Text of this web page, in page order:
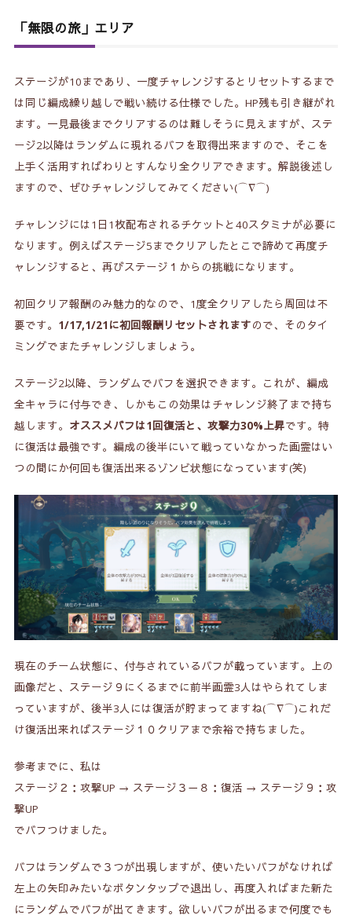
「無限の旅」エリア
ステージが10まであり、一度チャレンジするとリセットするまで
は同じ編成繰り越しで戦い続ける仕様でした。HP残も引き継がれ
ます。一見最後までクリアするのは難しそうに見えますが、ステ
ージ2以降はランダムに現れるバフを取得出来ますので、そこを
上手く活用すればわりとすんなり全クリアできます。解説後述し
ますので、ぜひチャレンジしてみてください(⌒∇⌒)
チャレンジには1日1枚配布されるチケットと40スタミナが必要に
なります。例えばステージ5までクリアしたとこで諦めて再度チ
ャレンジすると、再びステージ１からの挑戦になります。
初回クリア報酬のみ魅力的なので、1度全クリアしたら周回は不
要です。 1/17,1/21に初回報酬リセットされますので、そのタイ
ミングでまたチャレンジしましょう。
ステージ2以降、ランダムでバフを選択できます。これが、編成
全キャラに付与でき、しかもこの効果はチャレンジ終了まで持ち
越します。 オススメバフは1回復活と、攻撃力30%上昇です。特
に復活は最強です。編成の後半にいて戦っていなかった画霊はい
つの間にか何回も復活出来るゾンビ状態になっています(笑)
現在のチーム状態に、付与されているバフが載っています。上の
画像だと、ステージ９にくるまでに前半画霊3人はやられてしま
っていますが、後半3人には復活が貯まってますね(⌒∇⌒)これだ
け復活出来ればステージ１０クリアまで余裕で持ちました。
参考までに、私は
ステージ２：攻撃UP → ステージ３－８：復活 → ステージ９：攻
撃UP
でバフつけました。
バフはランダムで３つが出現しますが、使いたいバフがなければ
左上の矢印みたいなボタンタップで退出し、再度入ればまた新た
にランダムでバフが出てきます。 欲しいバフが出るまで何度でも